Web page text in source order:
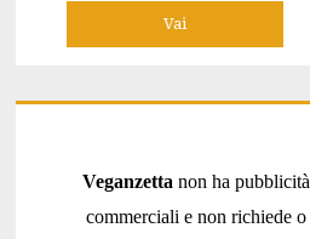
Veganzetta non ha pubblicità
commerciali e non richiede o